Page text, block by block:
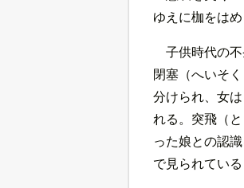
ゆえに枷をは
子供時代の
閉塞（へいそ
分けられ、女
れる。突飛（
った娘との認
で見られている